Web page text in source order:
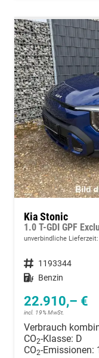
Kia Stonic
1.0 T-GDI GPF
unverbindliche Lieferzeit:
Fahrzeugnummer 1193344
Kraftstoff Benzin
22.910,– €
incl. 19% MwSt.
Verbrauch
CO2-Klasse: D
CO2-Emissionen: